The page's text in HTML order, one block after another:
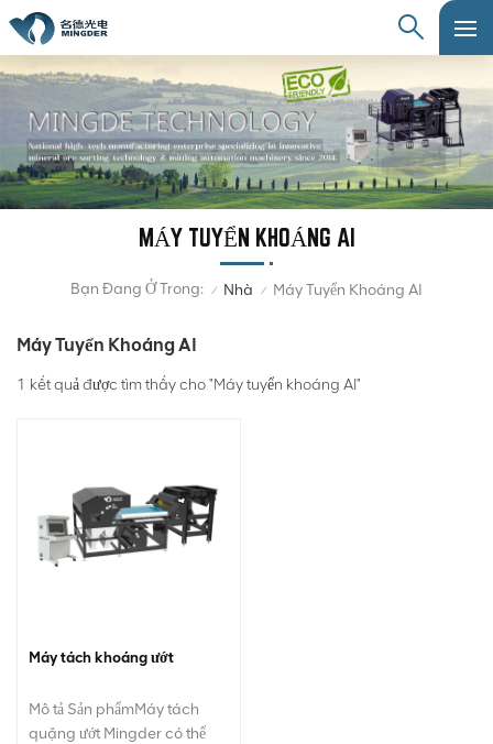
MÁY TUYỂN KHOÁNG AI
Bạn Đang Ở Trong: / Nhà / Máy Tuyển Khoáng AI
Máy Tuyển Khoáng AI
1 kết quả được tìm thấy cho "Máy tuyển khoáng AI"
Máy tách khoáng ướt
Mô tả Sản phẩmMáy tách
quặng ướt Mingder có thể